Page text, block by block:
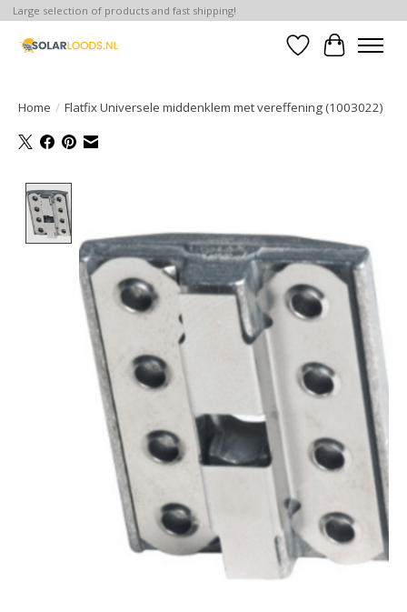
Large selection of products and fast shipping!
Verlanglijst
Home / Flatfix Universele middenklem met vereffening (1003022)